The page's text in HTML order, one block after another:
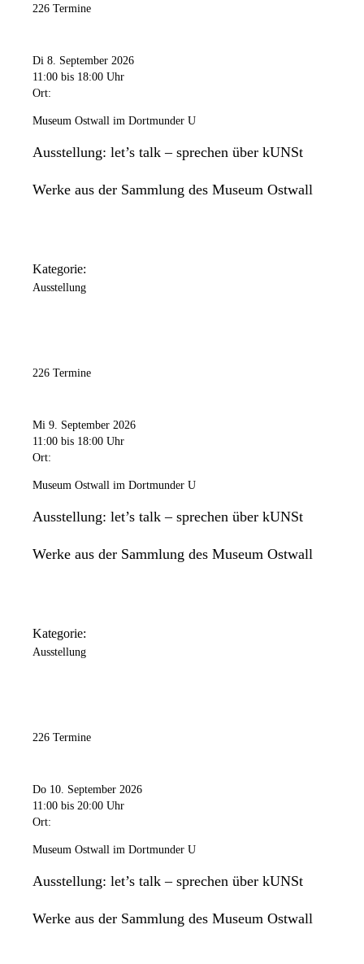
226 Termine
Di 8. September 2026
11:00 bis 18:00 Uhr
Ort:
Museum Ostwall im Dortmunder U
Ausstellung: let’s talk – sprechen über kUNSt
Werke aus der Sammlung des Museum Ostwall
Kategorie:
Ausstellung
226 Termine
Mi 9. September 2026
11:00 bis 18:00 Uhr
Ort:
Museum Ostwall im Dortmunder U
Ausstellung: let’s talk – sprechen über kUNSt
Werke aus der Sammlung des Museum Ostwall
Kategorie:
Ausstellung
226 Termine
Do 10. September 2026
11:00 bis 20:00 Uhr
Ort:
Museum Ostwall im Dortmunder U
Ausstellung: let’s talk – sprechen über kUNSt
Werke aus der Sammlung des Museum Ostwall